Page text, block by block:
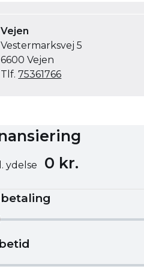
Vejen
Vestermarksvej 5
6600 Vejen
Tlf.75361766